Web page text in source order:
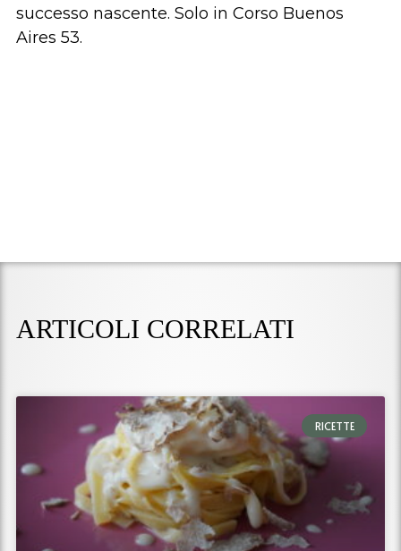
successo nascente. Solo in Corso Buenos
Aires 53.
ARTICOLI CORRELATI
RICETTE